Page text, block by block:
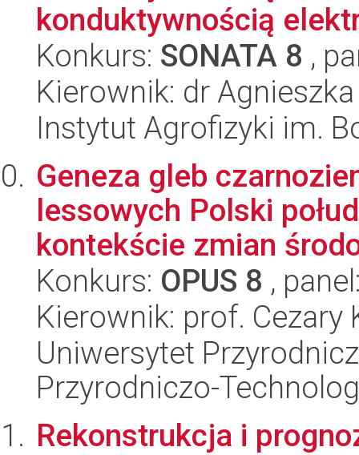
konduktywnością
Konkurs: SONATA 8 ,
Kierownik: dr
Instytut Agrofizyki im.
Geneza gleb
lessowych Polski
kontekście zmian
Konkurs: OPUS 8 ,
Kierownik: prof. Cezary
Uniwersytet
Przyrodniczo-
Rekonstrukcja i